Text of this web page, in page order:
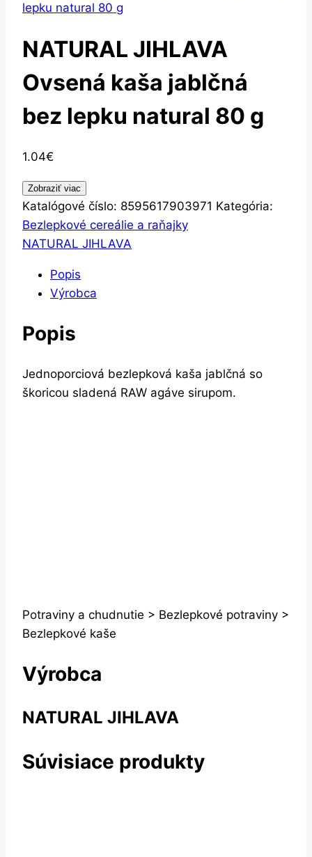
NATURAL JIHLAVA
Ovsená kaša jablčná
bez lepku natural 80 g
1.04€
Zobraziť viac
Katalógové číslo: 8595617903971 Kategória:
Bezlepkové cereálie a raňajky
NATURAL JIHLAVA
Popis
Výrobca
Popis
Jednoporciová bezlepková kaša jablčná so
škoricou sladená RAW agáve sirupom.
Potraviny a chudnutie > Bezlepkové potraviny >
Bezlepkové kaše
Výrobca
NATURAL JIHLAVA
Súvisiace produkty